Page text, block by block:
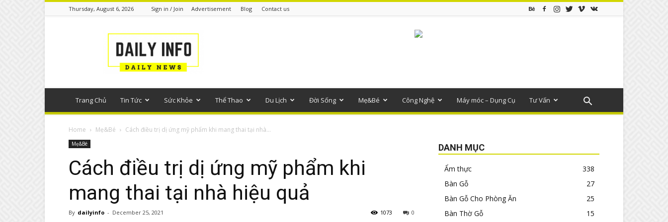
Thursday, August 6, 2026 Sign in / Join Advertisement Blog Contact us
thông
Trang Chủ Tin Tức Sức Khỏe Thể Thao Du Lịch Đời Sống Mẹ&Bé Công Nghệ Máy móc – Dụng Cụ Tư Vấn
Home Mẹ&Bé Cách điều trị dị ứng mỹ phẩm khi mang thai tại nhà...
Mẹ&Bé
Cách điều trị dị ứng mỹ phẩm khi
mang thai tại nhà hiệu quả
By dailyinfo - December 25, 2021 0
1073
DANH MỤC
Ẩm thực
338
Bàn Gỗ
27
Bàn Gỗ Cho Phòng Ăn
25
Bàn Thờ Gỗ
15